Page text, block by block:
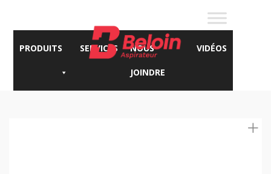
PRODUITS SERVICES NOUS
JOINDRE
VIDÉOS